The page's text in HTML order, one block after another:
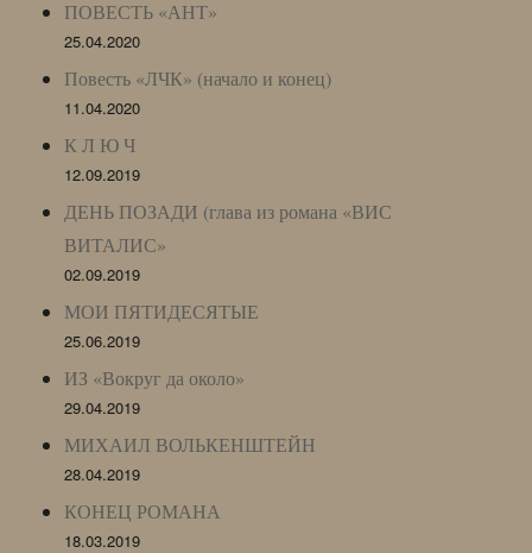
ПОВЕСТЬ «АНТ»
25.04.2020
Повесть «ЛЧК» (начало и конец)
11.04.2020
К Л Ю Ч
12.09.2019
ДЕНЬ ПОЗАДИ (глава из романа «ВИС
ВИТАЛИС»
02.09.2019
МОИ ПЯТИДЕСЯТЫЕ
25.06.2019
ИЗ «Вокруг да около»
29.04.2019
МИХАИЛ ВОЛЬКЕНШТЕЙН
28.04.2019
КОНЕЦ РОМАНА
18.03.2019